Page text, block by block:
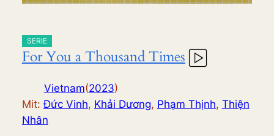
SERIE
For You a Thousand Times
Vietnam(2023)
Mit:Đức Vinh, Khải Dương, Phạm Thịnh, Thiện
Nhân